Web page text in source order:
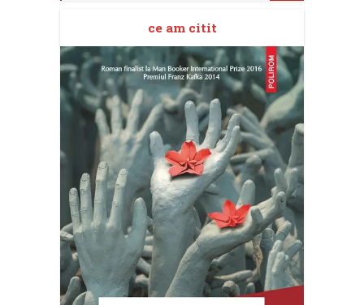
ce am citit